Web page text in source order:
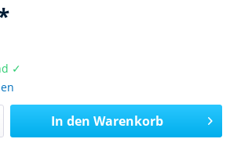
✓
In den Warenkorb